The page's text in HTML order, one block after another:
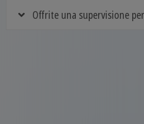
Offrite una supervisione